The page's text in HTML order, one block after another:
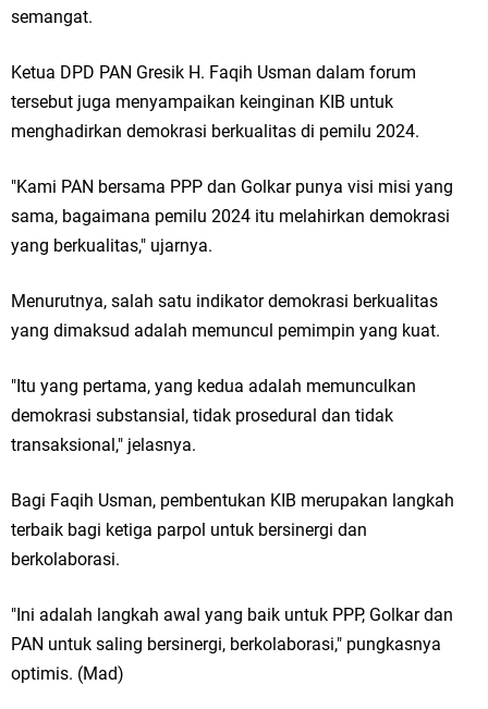
Bersolek, Siap Meriahkan HUT Ke 81 RI
semangat.
Ketua DPD PAN Gresik H. Faqih Usman dalam forum
tersebut juga menyampaikan keinginan KIB untuk
menghadirkan demokrasi berkualitas di pemilu 2024.
"Kami PAN bersama PPP dan Golkar punya visi misi yang
sama, bagaimana pemilu 2024 itu melahirkan demokrasi
yang berkualitas," ujarnya.
Menurutnya, salah satu indikator demokrasi berkualitas
yang dimaksud adalah memuncul pemimpin yang kuat.
"Itu yang pertama, yang kedua adalah memunculkan
demokrasi substansial, tidak prosedural dan tidak
transaksional," jelasnya.
Bagi Faqih Usman, pembentukan KIB merupakan langkah
terbaik bagi ketiga parpol untuk bersinergi dan
berkolaborasi.
"Ini adalah langkah awal yang baik untuk PPP, Golkar dan
PAN untuk saling bersinergi, berkolaborasi," pungkasnya
optimis. (Mad)